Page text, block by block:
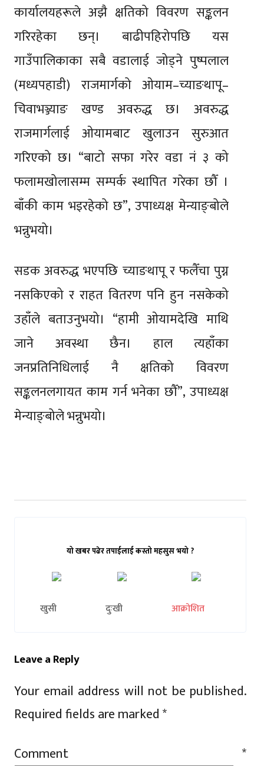
कार्यालयहरूले अझै क्षतिको विवरण सङ्कलन
गरिरहेका छन्। बाढीपहिरोपछि यस
गाउँपालिकाका सबै वडालाई जोड्ने पुष्पलाल
(मध्यपहाडी) राजमार्गको ओयाम–च्याङथापू–
चिवाभञ्ज्याङ खण्ड अवरुद्ध छ। अवरुद्ध
राजमार्गलाई ओयामबाट खुलाउन सुरुआत
गरिएको छ। “बाटो सफा गरेर वडा नं ३ को
फलामखोलासम्म सम्पर्क स्थापित गरेका छौँ ।
बाँकी काम भइरहेको छ”, उपाध्यक्ष मेन्याङ्बोले
भन्नुभयो।
सडक अवरुद्ध भएपछि च्याङथापू र फलैँचा पुग्न
नसकिएको र राहत वितरण पनि हुन नसकेको
उहाँले बताउनुभयो। “हामी ओयामदेखि माथि
जाने अवस्था छैन। हाल त्यहाँका
जनप्रतिनिधिलाई नै क्षतिको विवरण
सङ्कलनलगायत काम गर्न भनेका छौँ”, उपाध्यक्ष
मेन्याङ्बोले भन्नुभयो।
यो खबर पढेर तपाईलाई कस्तो महसुस भयो ?
खुसी दुःखी आक्रोशित
Leave a Reply
Your email address will not be published.
Required fields are marked*
Comment *